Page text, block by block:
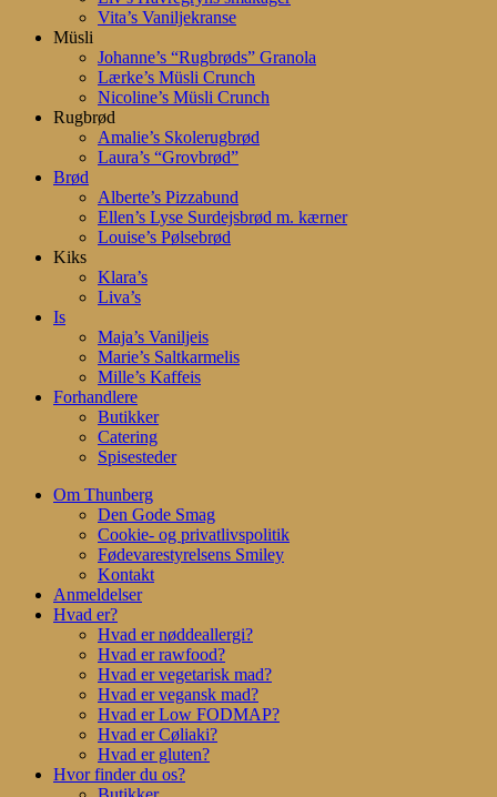
Vita’s Vaniljekranse
Müsli
Johanne’s “Rugbrøds” Granola
Lærke’s Müsli Crunch
Nicoline’s Müsli Crunch
Rugbrød
Amalie’s Skolerugbrød
Laura’s “Grovbrød”
Brød
Alberte’s Pizzabund
Ellen’s Lyse Surdejsbrød m. kærner
Louise’s Pølsebrød
Kiks
Klara’s
Liva’s
Is
Maja’s Vaniljeis
Marie’s Saltkarmelis
Mille’s Kaffeis
Forhandlere
Butikker
Catering
Spisesteder
Om Thunberg
Den Gode Smag
Cookie- og privatlivspolitik
Fødevarestyrelsens Smiley
Kontakt
Anmeldelser
Hvad er?
Hvad er nøddeallergi?
Hvad er rawfood?
Hvad er vegetarisk mad?
Hvad er vegansk mad?
Hvad er Low FODMAP?
Hvad er Cøliaki?
Hvad er gluten?
Hvor finder du os?